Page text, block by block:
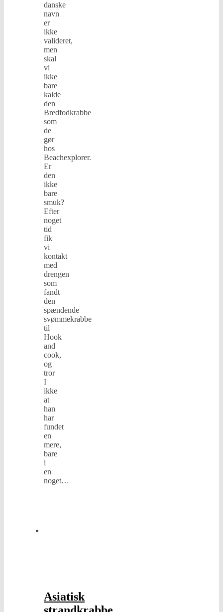
danske
navn
er
ikke
valideret,
men
skal
vi
ikke
bare
kalde
den
Bredfodkrabbe
som
de
gør
hos
Beachexplorer.
Er
den
ikke
bare
smuk?
Efter
noget
tid
fik
vi
kontakt
med
drengen
som
fandt
den
spændende
svømmekrabbe
til
Hook
and
cook,
og
tror
I
ikke
at
han
har
fundet
en
mere,
bare
i
en
noget…
Asiatisk